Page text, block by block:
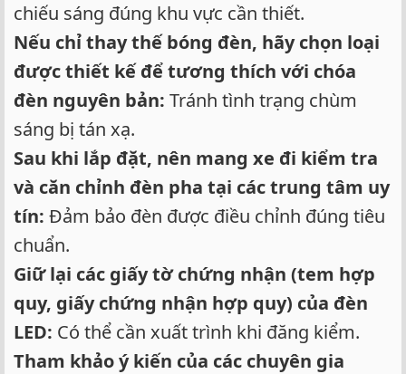
chiếu sáng đúng khu vực cần thiết.
Nếu chỉ thay thế bóng đèn, hãy chọn loại
được thiết kế để tương thích với chóa
đèn nguyên bản: Tránh tình trạng chùm
sáng bị tán xạ.
Sau khi lắp đặt, nên mang xe đi kiểm tra
và căn chỉnh đèn pha tại các trung tâm uy
tín: Đảm bảo đèn được điều chỉnh đúng tiêu
chuẩn.
Giữ lại các giấy tờ chứng nhận (tem hợp
quy, giấy chứng nhận hợp quy) của đèn
LED: Có thể cần xuất trình khi đăng kiểm.
Tham khảo ý kiến của các chuyên gia